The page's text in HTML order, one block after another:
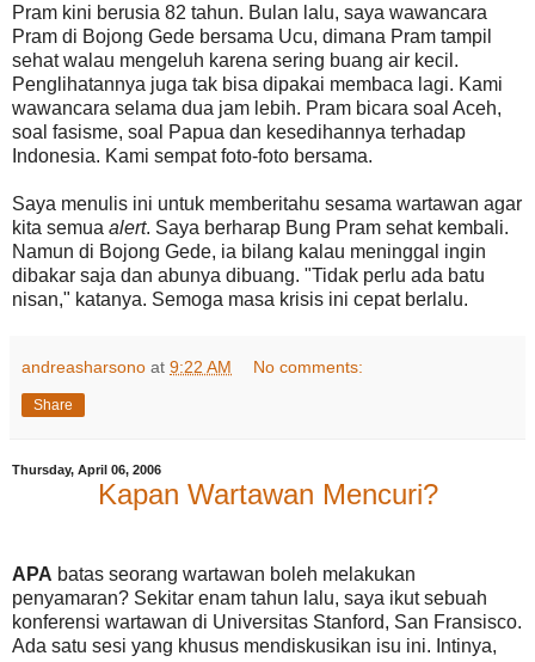
Pram kini berusia 82 tahun. Bulan lalu, saya wawancara
Pram di Bojong Gede bersama Ucu, dimana Pram tampil
sehat walau mengeluh karena sering buang air kecil.
Penglihatannya juga tak bisa dipakai membaca lagi. Kami
wawancara selama dua jam lebih. Pram bicara soal Aceh,
soal fasisme, soal Papua dan kesedihannya terhadap
Indonesia. Kami sempat foto-foto bersama.
Saya menulis ini untuk memberitahu sesama wartawan agar
kita semua alert. Saya berharap Bung Pram sehat kembali.
Namun di Bojong Gede, ia bilang kalau meninggal ingin
dibakar saja dan abunya dibuang. "Tidak perlu ada batu
nisan," katanya. Semoga masa krisis ini cepat berlalu.
andreasharsono at 9:22 AM No comments:
Share
Thursday, April 06, 2006
Kapan Wartawan Mencuri?
APA batas seorang wartawan boleh melakukan
penyamaran? Sekitar enam tahun lalu, saya ikut sebuah
konferensi wartawan di Universitas Stanford, San Fransisco.
Ada satu sesi yang khusus mendiskusikan isu ini. Intinya,